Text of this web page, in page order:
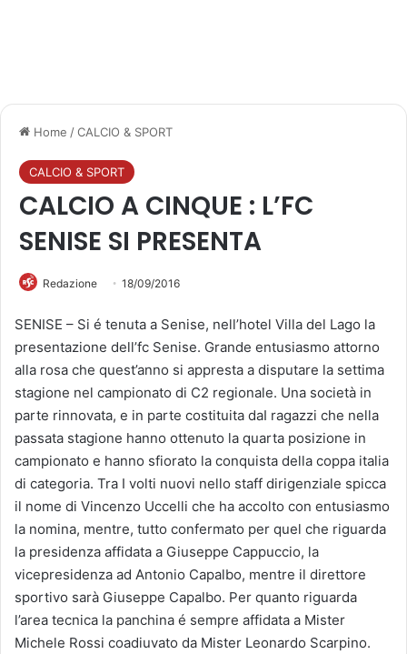
Home /CALCIO & SPORT
CALCIO & SPORT
CALCIO A CINQUE : L’FC
SENISE SI PRESENTA
Redazione 18/09/2016
SENISE – Si é tenuta a Senise, nell’hotel Villa del Lago la
presentazione dell’fc Senise. Grande entusiasmo attorno
alla rosa che quest’anno si appresta a disputare la settima
stagione nel campionato di C2 regionale. Una società in
parte rinnovata, e in parte costituita daI ragazzi che nella
passata stagione hanno ottenuto la quarta posizione in
campionato e hanno sfiorato la conquista della coppa italia
di categoria. Tra I volti nuovi nello staff dirigenziale spicca
il nome di Vincenzo Uccelli che ha accolto con entusiasmo
la nomina, mentre, tutto confermato per quel che riguarda
la presidenza affidata a Giuseppe Cappuccio, la
vicepresidenza ad Antonio Capalbo, mentre il direttore
sportivo sarà Giuseppe Capalbo. Per quanto riguarda
l’area tecnica la panchina é sempre affidata a Mister
Michele Rossi coadiuvato da Mister Leonardo Scarpino.